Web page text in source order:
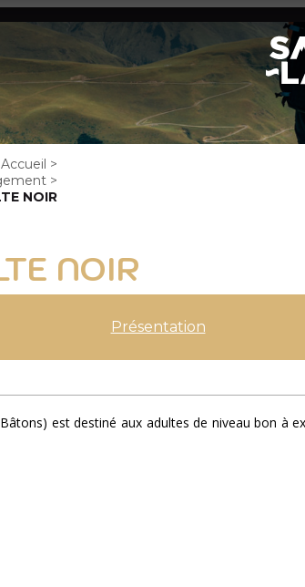
Accueil >
>
NOIR
NOIR
Présentation
est destiné aux adultes de niveau bon à